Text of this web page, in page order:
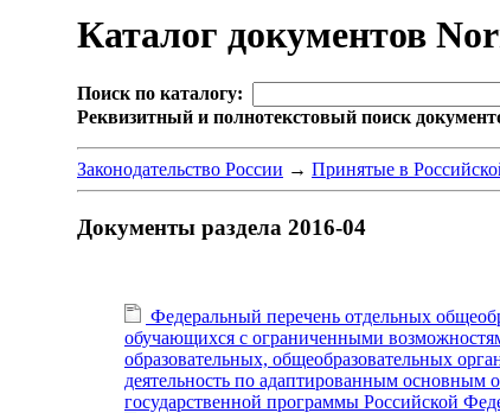
Каталог документов
Поиск по каталогу:
Реквизитный и полнотекстовый поиск
Законодательство России → Принятые в
Документы раздела 2016-04
Федеральный перечень отдельных
обучающихся с ограниченными
образовательных, общеобразовательных
деятельность по адаптированным основным
государственной программы Российской